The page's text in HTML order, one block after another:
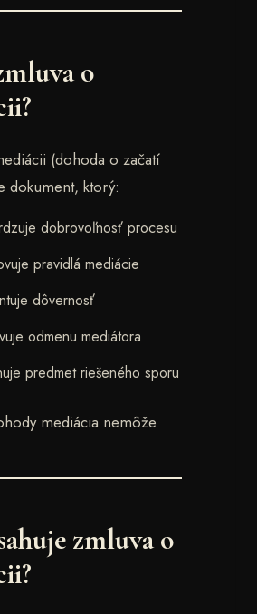
o
(dohoda o začatí
dokument, ktorý:
dobrovoľnosť procesu
pravidlá mediácie
dôvernosť
odmenu mediátora
predmet riešeného sporu
mediácia nemôže
zmluva o